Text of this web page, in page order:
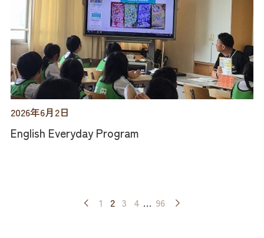
2026年6月2日
English Everyday Program
1 2 3 4 … 96